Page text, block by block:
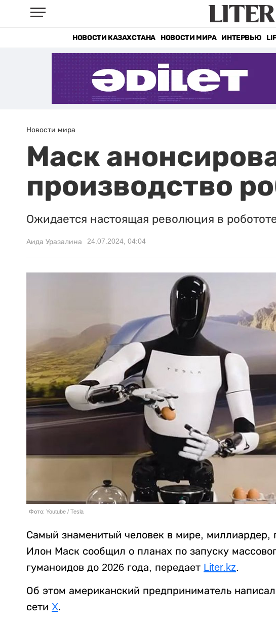
НОВОСТИ КАЗАХСТАНА НОВОСТИ МИРА ИНТЕРВЬЮ
Новости мира
Маск
производство
Ожидается настоящая революция в
Аида Уразалина 24.07.2024, 04:04
Фото: Youtube / Tesla
Самый знаменитый человек в мире, миллиардер,
Илон Маск сообщил о планах по запуску
гуманоидов до 2026 года, передает Liter.kz.
Об этом американский предприниматель
сети X.